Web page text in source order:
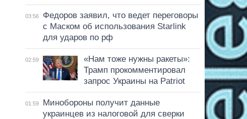
03:56
Федоров заявил, что ведет переговоры
с Маском об использования Starlink
для ударов по рф
02:59
«Нам тоже нужны ракеты»:
Трамп прокомментировал
запрос Украины на Patriot
01:59
Минобороны получит данные
украинцев из налоговой для сверки